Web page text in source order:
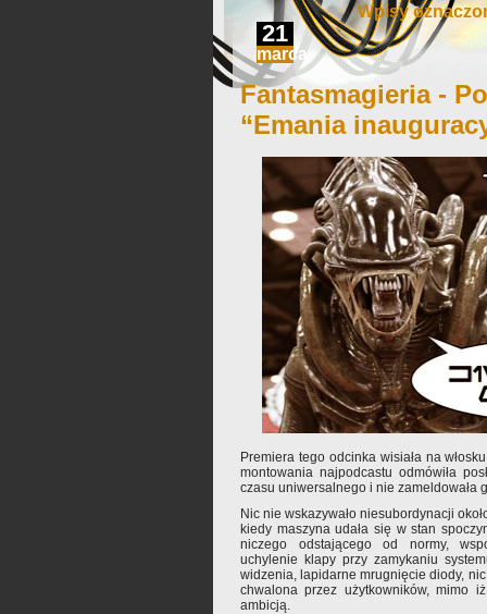
Wpisy
21
marca
Fantasmagieria -
“Emania
Premiera tego odcinka wisiała na
montowania najpodcastu odmówiła
czasu uniwersalnego i nie zameldowała
Nic nie wskazywało niesubordynacji
kiedy maszyna udała się w stan
niczego odstającego od normy,
uchylenie klapy przy zamykaniu
widzenia, lapidarne mrugnięcie diody,
chwalona przez użytkowników, mimo
ambicją.